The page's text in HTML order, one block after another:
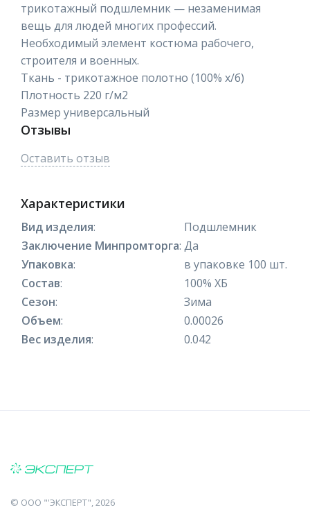
трикотажный подшлемник — незаменимая
вещь для людей многих профессий.
Необходимый элемент костюма рабочего,
строителя и военных.
Ткань - трикотажное полотно (100% х/б)
Плотность 220 г/м2
Размер универсальный
Отзывы
Оставить отзыв
Характеристики
Вид изделия:
Подшлемник
Заключение Минпромторга: Да
Упаковка:
в упаковке 100 шт.
Состав:
100% ХБ
Сезон:
Зима
Объем:
0.00026
Вес изделия: 0.042
© ООО "'ЭКСПЕРТ", 2026